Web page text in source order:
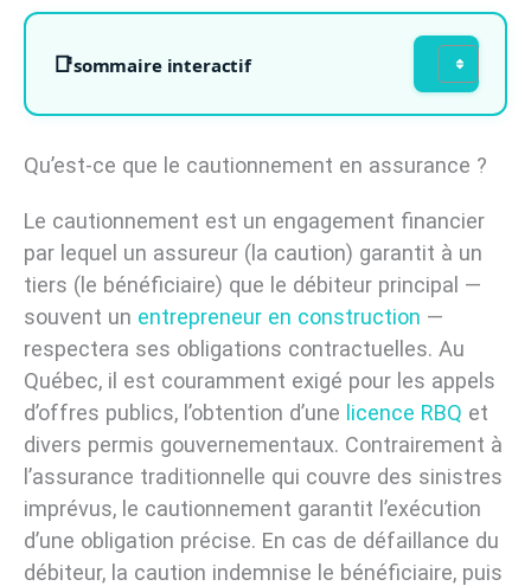
sommaire interactif
Qu’est-ce que le cautionnement en assurance ?
Le cautionnement est un engagement financier
par lequel un assureur (la caution) garantit à un
tiers (le bénéficiaire) que le débiteur principal —
souvent un entrepreneur en construction —
respectera ses obligations contractuelles. Au
Québec, il est couramment exigé pour les appels
d’offres publics, l’obtention d’une licence RBQ et
divers permis gouvernementaux. Contrairement à
l’assurance traditionnelle qui couvre des sinistres
imprévus, le cautionnement garantit l’exécution
d’une obligation précise. En cas de défaillance du
débiteur, la caution indemnise le bénéficiaire, puis